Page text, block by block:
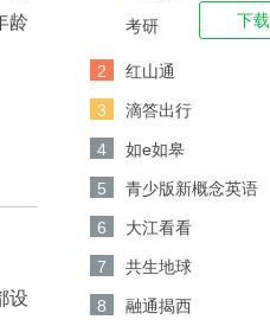
龄
设
下载
2 红山通
3 滴答出行
4 如e如皋
5 青少版新概念英语
6 大江看看
7 共生地球
8 融通揭西